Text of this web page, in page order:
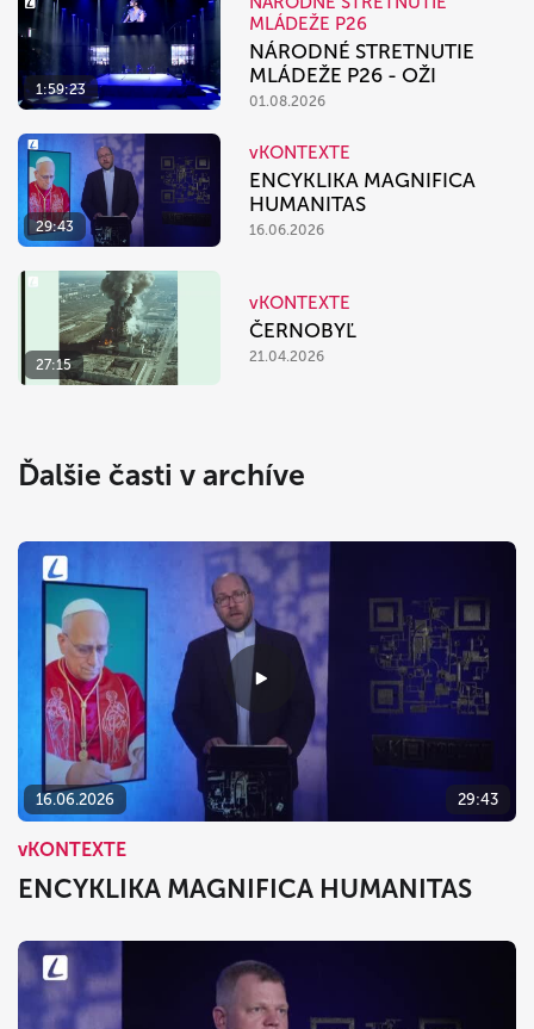
1:59:23
MLÁDEŽE P26
NÁRODNÉ STRETNUTIE
MLÁDEŽE P26 - OŽI
01.08.2026
29:43
vKONTEXTE
ENCYKLIKA MAGNIFICA
HUMANITAS
16.06.2026
27:15
vKONTEXTE
ČERNOBYĽ
21.04.2026
Ďalšie časti v archíve
16.06.2026 29:43
vKONTEXTE
ENCYKLIKA MAGNIFICA HUMANITAS